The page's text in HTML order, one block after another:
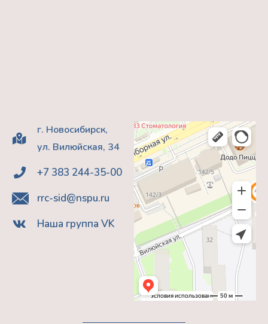
г. Новосибирск,
ул. Вилюйская, 34
+7 383 244-35-00
rrc-sid@nspu.ru
Наша группа VK